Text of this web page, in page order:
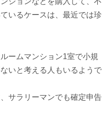
いるケースは、最近では珍
ームマンション1室で小規
いと考える人もいるようで
サラリーマンでも確定申告